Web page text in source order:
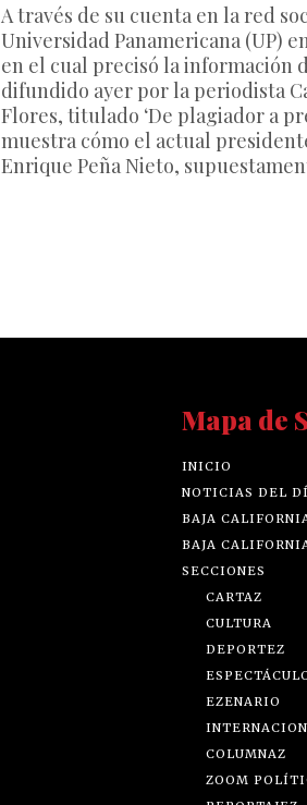
A través de su cuenta en la red
Universidad Panamericana (UP)
en el cual precisó la información
difundido ayer por la periodista
Flores, titulado ‘De plagiador a
muestra cómo el actual
Enrique Peña Nieto,
Mapa de
INICIO
NOTICIAS DEL
BAJA
BAJA
SECCIONES
CARTAZ
CULTURA
DEPORTEZ
EZENARIO
COLUMNAZ
ZOOM